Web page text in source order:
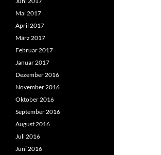
Mai 2017
April 2017
März 2017
Februar 2017
Januar 2017
Dezember 2016
November 2016
Oktober 2016
September 2016
August 2016
Juli 2016
Juni 2016